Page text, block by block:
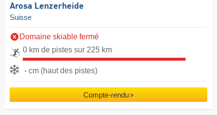
Arosa Lenzerheide
Suisse
Domaine skiable fermé
0 km de pistes sur 225 km
- cm (haut des pistes)
Compte-rendu